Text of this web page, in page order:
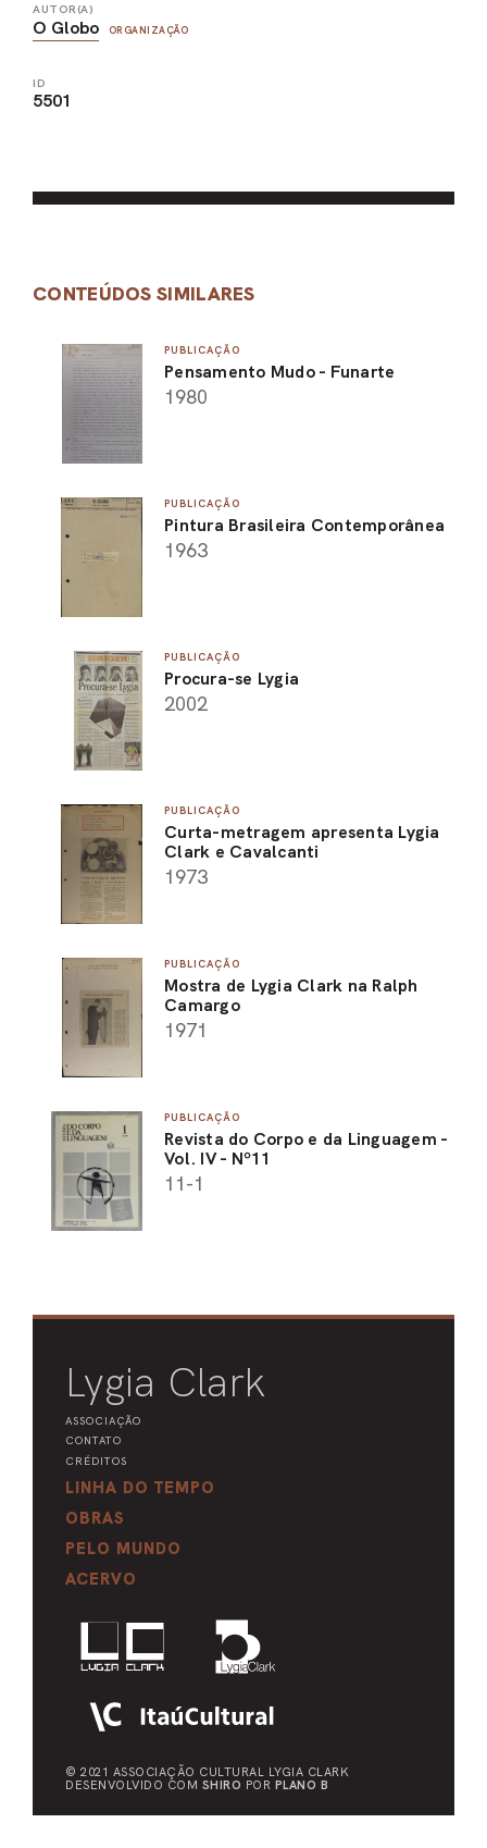
AUTOR(A)
O Globo ORGANIZAÇÃO
ID
5501
CONTEÚDOS SIMILARES
PUBLICAÇÃO
Pensamento Mudo - Funarte
1980
PUBLICAÇÃO
Pintura Brasileira Contemporânea
1963
PUBLICAÇÃO
Procura-se Lygia
2002
PUBLICAÇÃO
Curta-metragem apresenta Lygia
Clark e Cavalcanti
1973
PUBLICAÇÃO
Mostra de Lygia Clark na Ralph
Camargo
1971
PUBLICAÇÃO
Revista do Corpo e da Linguagem -
Vol. IV - Nº11
11-1
Lygia Clark
ASSOCIAÇÃO
CONTATO
CRÉDITOS
LINHA DO TEMPO
OBRAS
PELO MUNDO
ACERVO
© 2021 ASSOCIAÇÃO CULTURAL LYGIA CLARK
DESENVOLVIDO COM SHIRO POR PLANO B